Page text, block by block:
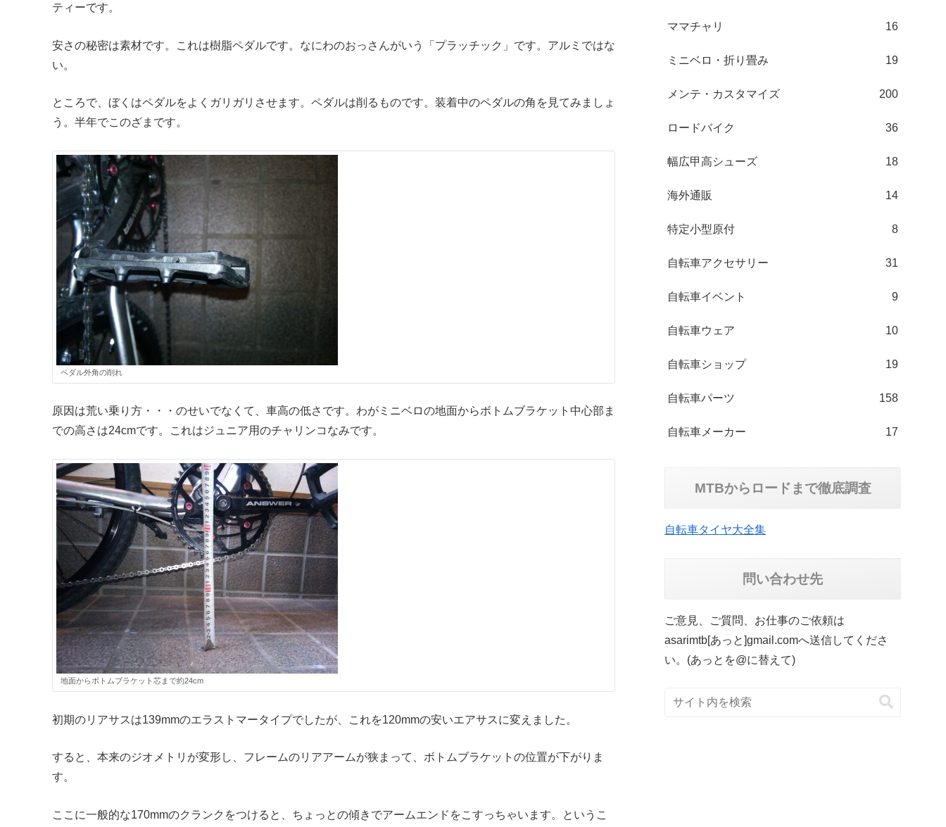
ティーです。
安さの秘密は素材です。これは樹脂ペダルです。なにわのおっさんがいう「プラッチック」です。アルミではな
い。
ところで、ぼくはペダルをよくガリガリさせます。ペダルは削るものです。装着中のペダルの角を見てみましょ
う。半年でこのざまです。
ペダル外角の削れ
原因は荒い乗り方・・・のせいでなくて、車高の低さです。わがミニベロの地面からボトムブラケット中心部ま
での高さは24cmです。これはジュニア用のチャリンコなみです。
地面からボトムブラケット芯まで約24cm
初期のリアサスは139mmのエラストマータイプでしたが、これを120mmの安いエアサスに変えました。
すると、本来のジオメトリが変形し、フレームのリアアームが狭まって、ボトムブラケットの位置が下がりま
す。
ここに一般的な170mmのクランクをつけると、ちょっとの傾きでアームエンドをこすっちゃいます。というこ
ママチャリ 16
ミニベロ・折り畳み 19
メンテ・カスタマイズ 200
ロードバイク 36
幅広甲高シューズ 18
海外通販 14
特定小型原付 8
自転車アクセサリー 31
自転車イベント 9
自転車ウェア 10
自転車ショップ 19
自転車パーツ 158
自転車メーカー 17
MTBからロードまで徹底調査
自転車タイヤ大全集
問い合わせ先
ご意見、ご質問、お仕事のご依頼は
asarimtb[あっと]gmail.comへ送信してくださ
い。(あっとを@に替えて)